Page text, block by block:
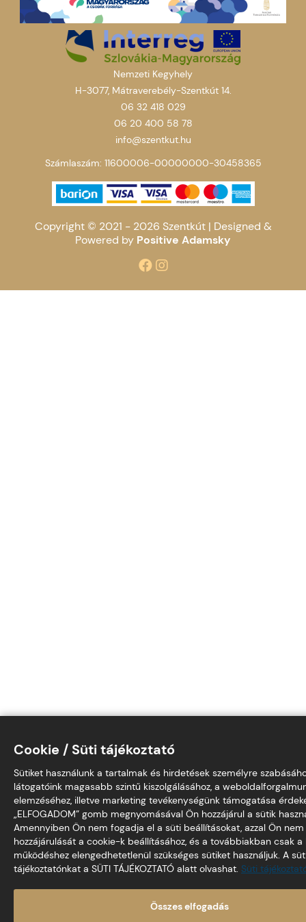
Nemzeti Kegyhely
H-3077, Mátraverebély-Szentkút 14.
06 32 418 029
06 20 400 58 78
info@szentkut.hu
Számlaszám: 11600006-00000000-30458365
Copyright © 2021 - 2026 Szentkút | Designed &
Powered by Positive Adamsky
Cookie / Süti tájékoztató
Sütiket használunk a tartalmak és hirdetések személyre
látogatóink magasabb szintű kiszolgálásához, a
elemzéséhez, illetve marketing tevékenységünk támogatása
„ELFOGADOM” gomb megnyomásával Ön hozzájárul a sütik
Amennyiben Ön nem fogadja el a süti beállításokat, azzal Ön
hozzájárulását a cookie-k beállításához, és a továbbiakban csak a
működéshez elengedhetetlenül szükséges sütiket használjuk. A
tájékoztatónkat a SÜTI TÁJÉKOZTATÓ alatt olvashat. Süti
Összes elfogadás